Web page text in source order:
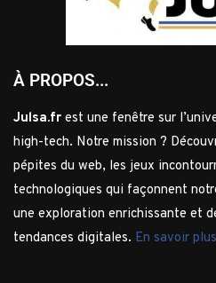
À PROPOS...
Julsa.fr est une fenêtre sur
high-tech. Notre mission ?
pépites du web, les jeux
technologiques qui façonnent
une exploration enrichissante et
tendances digitales. En savoir